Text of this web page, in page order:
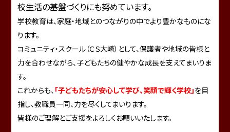
校生活の基盤づくりにも努めています。
学校教育は、家庭・地域とのつながりの中でより豊かなものにな
ります。
コミュニティ・スクール（ＣＳ大崎）として、保護者や地域の皆様と
力を合わせながら、子どもたちの健やかな成長を支えてまいりま
す。
これからも、 「子どもたちが安心して学び、笑顔で輝く学校」を目
指し、教職員一同、力を尽くしてまいります。
皆様のご理解とご支援をよろしくお願いいたします。